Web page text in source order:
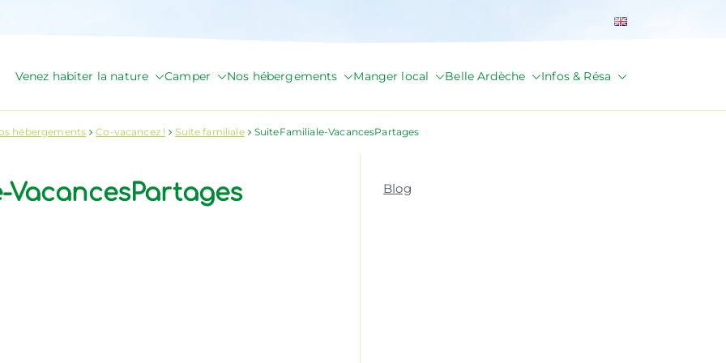
Venez habiter la nature Camper Nos hébergements Manger local Belle Ardèche Infos & Résa
hébergements Co-vacancez ! Suite familiale SuiteFamiliale-VacancesPartages
VacancesPartages Blog